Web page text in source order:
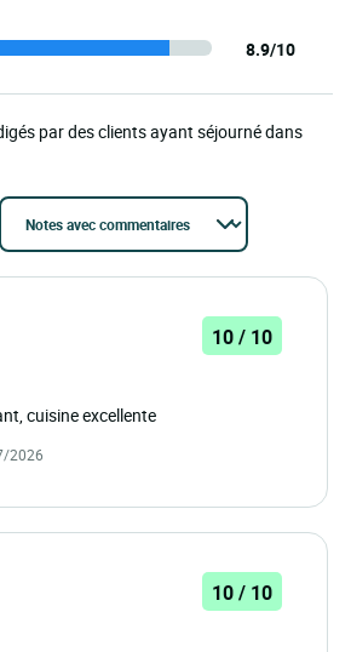
8.9/10
par des clients ayant séjourné dans
10 / 10
cuisine excellente
2026
10 / 10